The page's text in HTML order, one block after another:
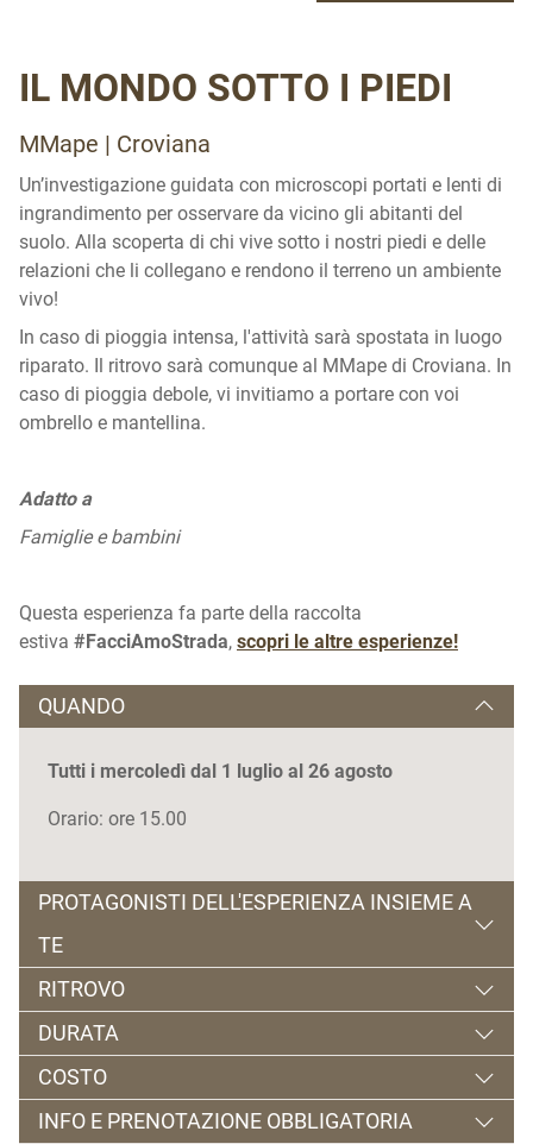
IL MONDO SOTTO I PIEDI
MMape | Croviana
Un’investigazione guidata con microscopi portati e lenti di
ingrandimento per osservare da vicino gli abitanti del
suolo. Alla scoperta di chi vive sotto i nostri piedi e delle
relazioni che li collegano e rendono il terreno un ambiente
vivo!
In caso di pioggia intensa, l'attività sarà spostata in luogo
riparato. Il ritrovo sarà comunque al MMape di Croviana. In
caso di pioggia debole, vi invitiamo a portare con voi
ombrello e mantellina.
Adatto a
Famiglie e bambini
Questa esperienza fa parte della raccolta
estiva #FacciAmoStrada, scopri le altre esperienze!
QUANDO
Tutti i mercoledì dal 1 luglio al 26 agosto
Orario: ore 15.00
PROTAGONISTI DELL'ESPERIENZA INSIEME A
TE
Le guide del Mmape
RITROVO
Ontaneta c/o MMape, Via al Molin, 3 - Croviana
DURATA
2 ore circa
COSTO
INFO E PRENOTAZIONE OBBLIGATORIA